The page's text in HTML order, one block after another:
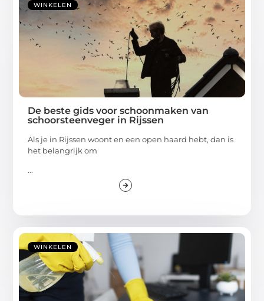
WINKELEN
De beste gids voor schoonmaken van
schoorsteenveger in Rijssen
Als je in Rijssen woont en een open haard hebt, dan is
het belangrijk om
...
WINKELEN